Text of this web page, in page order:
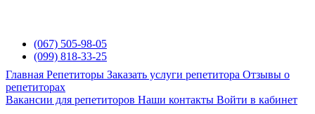
(067) 505-98-05
(099) 818-33-25
Главная Репетиторы Заказать услуги репетитора Отзывы о
репетиторах
Вакансии для репетиторов Наши контакты Войти в кабинет